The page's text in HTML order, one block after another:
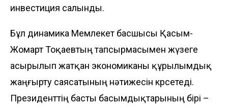
инвестиция салынды.
Бұл динамика Мемлекет басшысы Қасым-
Жомарт Тоқаевтың тапсырмасымен жүзеге
асырылып жатқан экономиканы құрылымдық
жаңғырту саясатының нәтижесін көрсетеді.
Президенттің басты басымдықтарының бірі –